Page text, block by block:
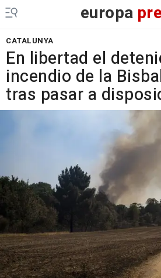
europa
CATALUNYA
En libertad el
incendio de la
tras pasar a